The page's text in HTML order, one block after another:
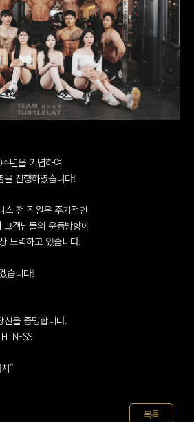
년을 기념하여
을 진행하였습니다!
스 전 직원은 주기적인
객님들의 운동방향에
노력하고 있습니다.
습니다!
신을 증명합니다.
"
목록